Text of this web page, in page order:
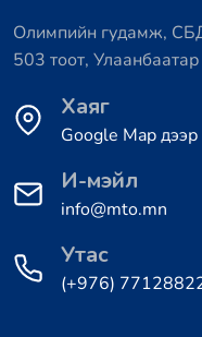
Олимпийн гудамж,
503 тоот,
Хаяг
Google Map
И-мэйл
info@mto.mn
Утас
(+976)